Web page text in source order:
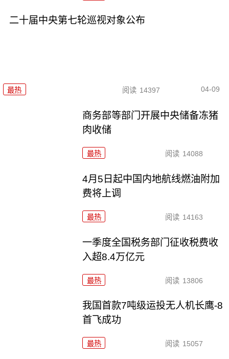
二十届中央第七轮巡视对象公布
最热 阅读 14397 04-09
商务部等部门开展中央储备冻猪
肉收储
最热 阅读 14088
4月5日起中国内地航线燃油附加
费将上调
最热 阅读 14163
一季度全国税务部门征收税费收
入超8.4万亿元
最热 阅读 13806
我国首款7吨级运投无人机长鹰-8
首飞成功
最热 阅读 15057